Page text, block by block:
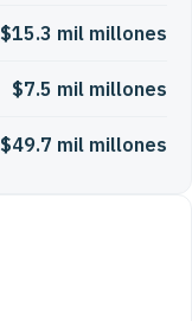
$15.3 mil millones
$7.5 mil millones
$49.7 mil millones